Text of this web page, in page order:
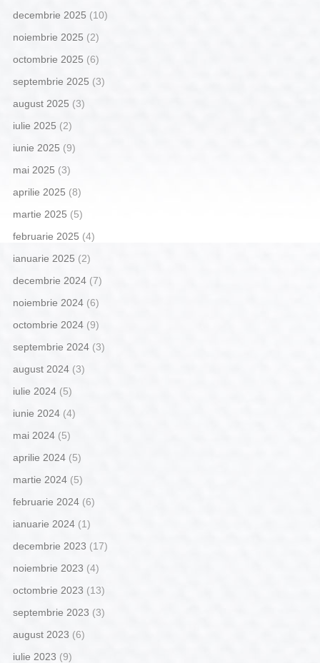
decembrie 2025 (10)
noiembrie 2025 (2)
octombrie 2025 (6)
septembrie 2025 (3)
august 2025 (3)
iulie 2025 (2)
iunie 2025 (9)
mai 2025 (3)
aprilie 2025 (8)
martie 2025 (5)
februarie 2025 (4)
ianuarie 2025 (2)
decembrie 2024(7)
noiembrie 2024(6)
octombrie 2024(9)
septembrie 2024(3)
august 2024(3)
iulie 2024(5)
iunie 2024(4)
mai 2024(5)
aprilie 2024(5)
martie 2024(5)
februarie 2024(6)
ianuarie 2024(1)
decembrie 2023 (17)
noiembrie 2023 (4)
octombrie 2023 (13)
septembrie 2023 (3)
august 2023 (6)
iulie 2023 (9)